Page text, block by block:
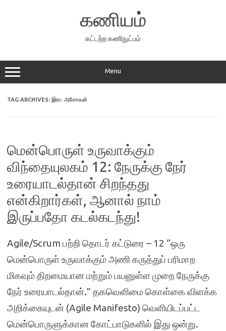
கணியம்
கட்டற்ற கணிநுட்பம்
Menu
TAG ARCHIVES: இரா. அசோகன்
மென்பொருள் உருவாக்கும்
விந்தையுலகம் 12: நேருக்கு நேர்
உரையாடல்தான் சிறந்தது
என்கிறார்கள், ஆனால் நாம்
இருப்பதோ கடல்கடந்து!
Agile/Scrum பற்றி தொடர் கட்டுரை – 12 “ஒரு
மென்பொருள் உருவாக்கும் அணி கருத்துப் பரிமாற
மிகவும் திறமையான மற்றும் பயனுள்ள முறை நேருக்கு
நேர் உரையாடல்தான்.” தகவெளிமை கொள்கை விளக்க
அறிக்கையுடன் (Agile Manifesto) வெளியிடப்பட்ட
மென்பொருளுக்கான கோட்பாடுகளில் இது ஒன்று.